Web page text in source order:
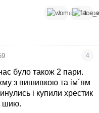
1 1
4
було також 2 пари.
з вишивкою та ім´ям
і купили хрестик
шию.